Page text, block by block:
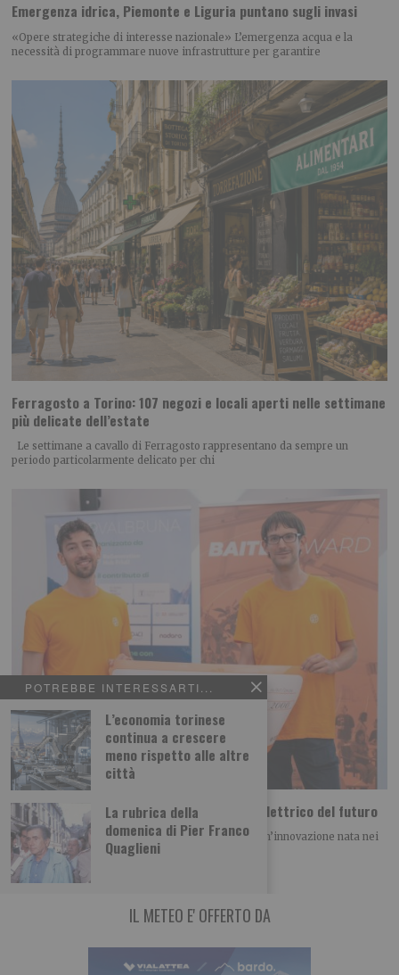
POTREBBE INTERESSARTI...
L’economia torinese
continua a crescere
meno rispetto alle altre
città
La rubrica della
domenica di Pier Franco
Quaglieni
Emergenza idrica, Piemonte e Liguria puntano sugli invasi
«Opere strategiche di interesse nazionale» L’emergenza acqua e la
necessità di programmare nuove infrastrutture per garantire
Ferragosto a Torino: 107 negozi e locali aperti nelle settimane
più delicate dell’estate
Le settimane a cavallo di Ferragosto rappresentano da sempre un
periodo particolarmente delicato per chi
Dal Politecnico di Torino arriva il motore elettrico del futuro
Il progetto IONX conquista il BAITE Award 2026 Un’innovazione nata nei
laboratori del Politecnico di Torino
IL METEO E' OFFERTO DA